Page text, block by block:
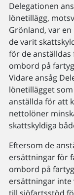
Delegationen
lönetillägg,
Grönland, var
de varit
för de
ombord på
Vidare ansåg
lönetillägget
anställda för att
nettolöner
skattskyldiga
Eftersom de
ersättningar för
ombord på
ersättningar inte